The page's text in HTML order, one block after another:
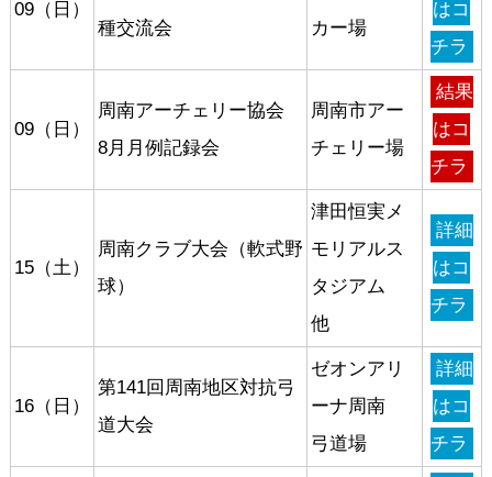
09（日）
種交流会
カー場
はコ
チラ
09（日）
周南アーチェリー協会
8月月例記録会
周南市アー
チェリー場
結果
はコ
チラ
15（土）
周南クラブ大会（軟式野
球）
津田恒実メ
モリアルス
タジアム
他
詳細
はコ
チラ
16（日）
第141回周南地区対抗弓
道大会
ゼオンアリ
ーナ周南
弓道場
詳細
はコ
チラ